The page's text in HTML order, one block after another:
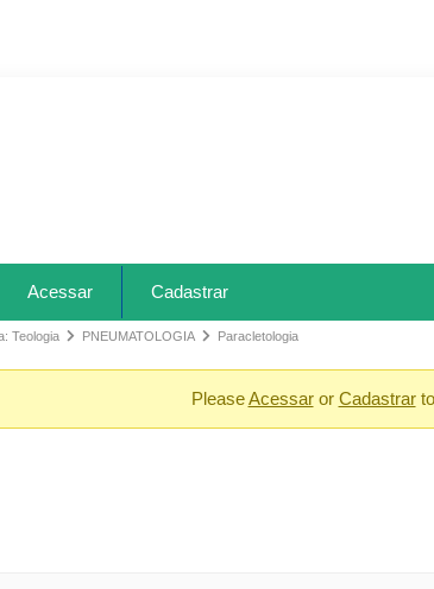
Acessar Cadastrar
Teologia PNEUMATOLOGIA Paracletologia
PleaseAcessaror Cadastrarto